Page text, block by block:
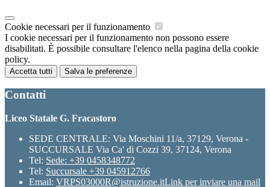
Cookie necessari per il funzionamento
I cookie necessari per il funzionamento non possono essere
disabilitati. È possibile consultare l'elenco nella pagina della cookie
policy.
Accetta tutti Salva le preferenze
Contatti
Liceo Statale G. Fracastoro
SEDE CENTRALE: Via Moschini 11/a, 37129, Verona -
SUCCURSALE Via Ca' di Cozzi 39, 37124, Verona
Tel: Sede: +39 0458348772
Tel: Succursale +39 045912766
Email: VRPS03000R@istruzione.itLink per inviare una mail